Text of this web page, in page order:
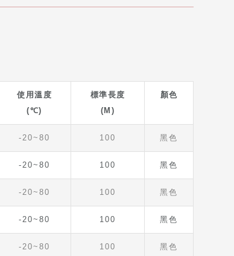
使用溫度
(℃)
標準長度
(M)
顏色
-20~80 100 黑色
-20~80 100 黑色
-20~80 100 黑色
-20~80 100 黑色
-20~80 100 黑色